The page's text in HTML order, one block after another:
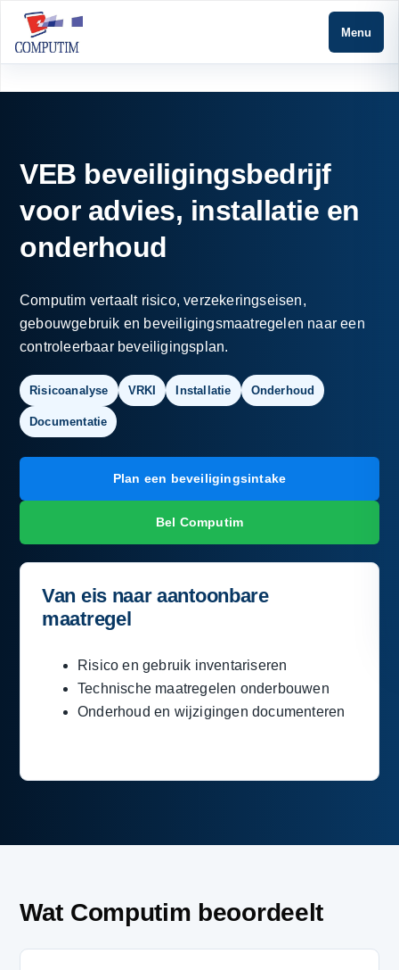
Menu
VEB beveiligingsbedrijf
voor advies, installatie en
onderhoud
Computim vertaalt risico, verzekeringseisen,
gebouwgebruik en beveiligingsmaatregelen naar een
controleerbaar beveiligingsplan.
Risicoanalyse VRKI Installatie Onderhoud
Documentatie
Plan een beveiligingsintake
Bel Computim
Van eis naar aantoonbare
maatregel
Risico en gebruik inventariseren
Technische maatregelen onderbouwen
Onderhoud en wijzigingen documenteren
Wat Computim beoordeelt